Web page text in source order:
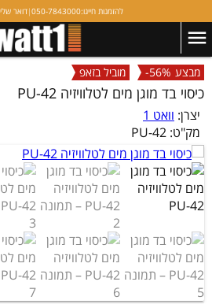
להזמנות חייגו:050-7843000
|דואר
מבצע -56% מוביל בזאפ
כיסוי בד מוגן מים לטלוויזיה PU-42
יצרן: וואט 1
מק"ט: PU-42